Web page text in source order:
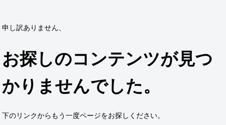
申し訳ありません、
お探しのコンテンツが見つ
かりませんでした。
下のリンクからもう一度ページをお探しください。